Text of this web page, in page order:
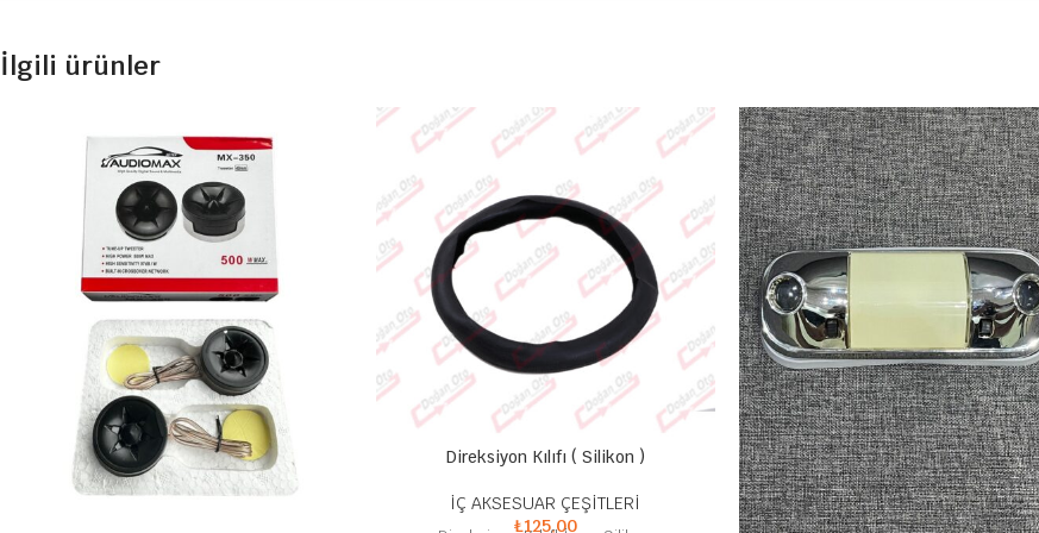
İlgili ürünler
Direksiyon Kılıfı ( Silikon )
İÇ AKSESUAR ÇEŞİTLERİ
₺125,00